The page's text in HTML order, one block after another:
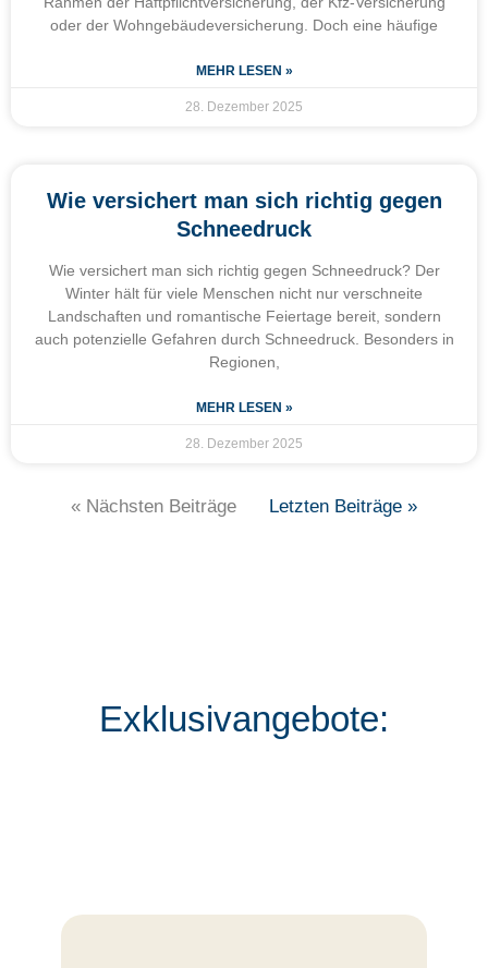
oder der Wohngebäudeversicherung. Doch eine häufige
MEHR LESEN »
28. Dezember 2025
Wie versichert man sich richtig gegen
Schneedruck
Wie versichert man sich richtig gegen Schneedruck? Der
Winter hält für viele Menschen nicht nur verschneite
Landschaften und romantische Feiertage bereit, sondern
auch potenzielle Gefahren durch Schneedruck. Besonders in
Regionen,
MEHR LESEN »
28. Dezember 2025
« Nächsten Beiträge Letzten Beiträge »
Exklusivangebote: